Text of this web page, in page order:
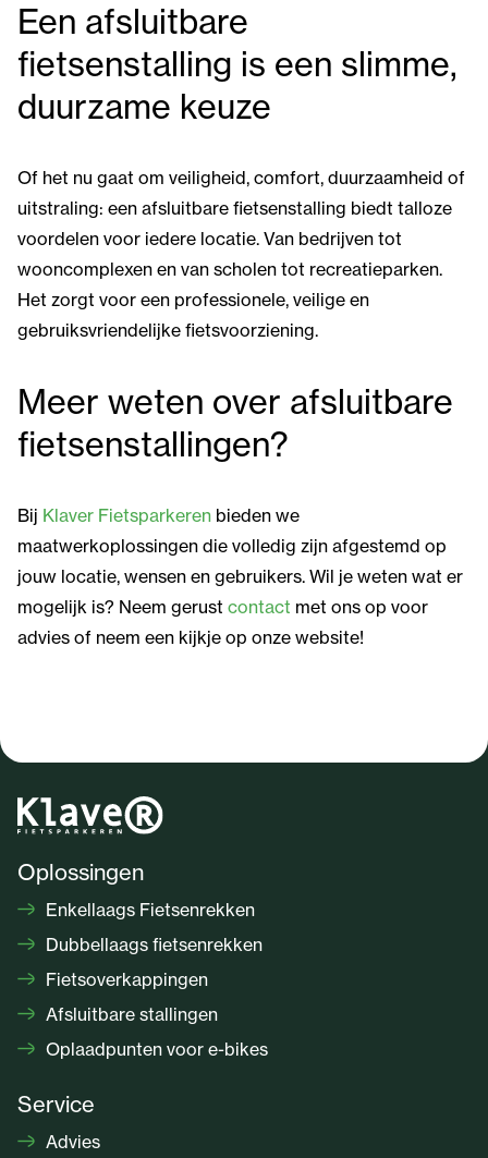
Een afsluitbare
fietsenstalling is een slimme,
duurzame keuze
Of het nu gaat om veiligheid, comfort, duurzaamheid of
uitstraling: een afsluitbare fietsenstalling biedt talloze
voordelen voor iedere locatie. Van bedrijven tot
wooncomplexen en van scholen tot recreatieparken.
Het zorgt voor een professionele, veilige en
gebruiksvriendelijke fietsvoorziening.
Meer weten over afsluitbare
fietsenstallingen?
Bij Klaver Fietsparkeren bieden we
maatwerkoplossingen die volledig zijn afgestemd op
jouw locatie, wensen en gebruikers. Wil je weten wat er
mogelijk is? Neem gerust contact met ons op voor
advies of neem een kijkje op onze website!
Oplossingen
Enkellaags Fietsenrekken
Dubbellaags fietsenrekken
Fietsoverkappingen
Afsluitbare stallingen
Oplaadpunten voor e-bikes
Service
Advies